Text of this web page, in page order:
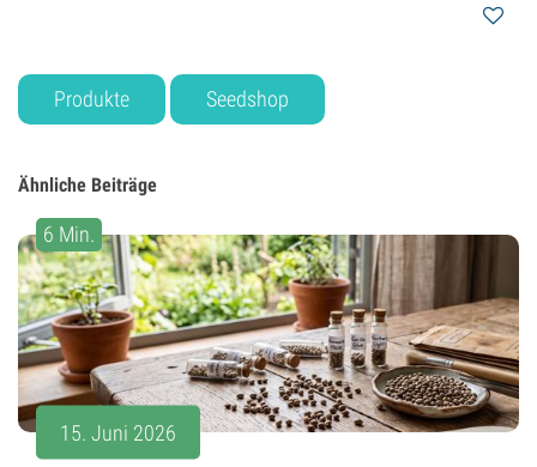
Produkte Seedshop
Ähnliche Beiträge
6 Min.
15. Juni 2026